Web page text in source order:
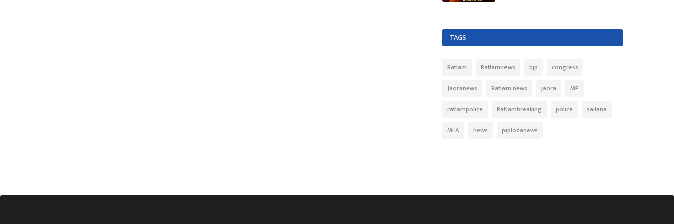
TAGS
Ratlam Ratlamnews bjp
congress
Jaoranews
Ratlam news jaora
MP
ratlampolice
Ratlambreaking police
sailana
MLA
news piplodanews